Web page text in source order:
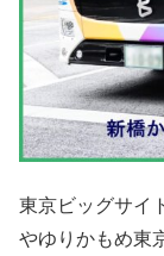
東京ビッグサイ
やゆりかもめ東